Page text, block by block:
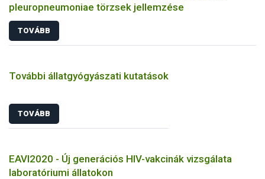
pleuropneumoniae törzsek jellemzése
TOVÁBB
További állatgyógyászati kutatások
TOVÁBB
EAVI2020 - Új generációs HIV-vakcinák vizsgálata
laboratóriumi állatokon